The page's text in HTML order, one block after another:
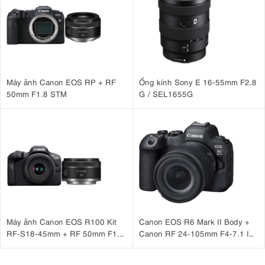
Tốc độ chụp liên tiếp là 5 fps hoàn toàn đáp ứng được mọi nhu cầu
chụp ảnh của bạn
3. Canon EOS RP: Quay Video 4K UHD Sắc
Nét
Máy ảnh Canon EOS RP + RF
50mm F1.8 STM
Ống kính Sony E 16-55mm F2.8
G / SEL1655G
Máy ảnh Canon EOS R100 Kit
RF-S18-45mm + RF 50mm F1.8
Canon EOS R6 Mark II Body +
Canon RF 24-105mm F4-7.1 IS